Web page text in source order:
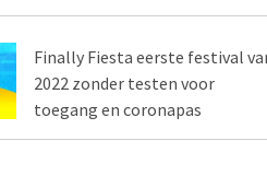
Finally Fiesta eerste festival
2022 zonder testen voor
toegang en coronapas